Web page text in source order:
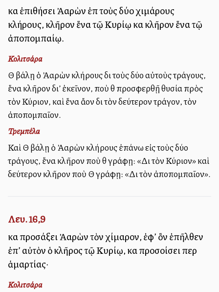
καὶ ἐπιθήσει Ἀαρὼν ἐπὶ τοὺς δύο χιμάρους
κλήρους, κλῆρον ἕνα τῷ Κυρίῳ καὶ κλῆρον ἕνα τῷ
ἀποπομπαίῳ.
Κολιτσάρα
Θὰ βάλῃ ὁ Ἀαρὼν κλήρους διὰ τοὺς δύο αὐτοὺς τράγους,
ἕνα κλῆρον δι’ ἐκεῖνον, ποὺ θὰ προσφερθῇ θυσία πρὸς
τὸν Κύριον, καὶ ἕνα ἄλλον διὰ τὸν δεύτερον τράγον, τὸν
ἀποπομπαῖον.
Τρεμπέλα
Καὶ Θὰ βάλῃ ὁ Ἀαρὼν κλήρους ἐπάνω εἰς τοὺς δύο
τράγους, ἕνα κλῆρον ποὺ θὰ γράφῃ: «Διὰ τὸν Κύριον» καὶ
δεύτερον κλῆρον ποὺ Θὰ γράφῃ: «Διὰ τὸν ἀποπομπαῖον».
Λευ. 16,9
καὶ προσάξει Ἀαρὼν τὸν χίμαρον, ἐφ’ ὃν ἐπῆλθεν
ἐπ’ αὐτὸν ὁ κλῆρος τῷ Κυρίῳ, καὶ προσοίσει περὶ
ἁμαρτίας·
Κολιτσάρα